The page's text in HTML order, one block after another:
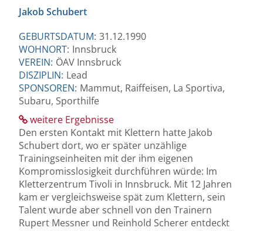
Jakob Schubert
GEBURTSDATUM: 31.12.1990
WOHNORT: Innsbruck
VEREIN: ÖAV Innsbruck
DISZIPLIN: Lead
SPONSOREN: Mammut, Raiffeisen, La Sportiva,
Subaru, Sporthilfe
weitere Ergebnisse
Den ersten Kontakt mit Klettern hatte Jakob
Schubert dort, wo er später unzählige
Trainingseinheiten mit der ihm eigenen
Kompromisslosigkeit durchführen würde: Im
Kletterzentrum Tivoli in Innsbruck. Mit 12 Jahren
kam er vergleichsweise spät zum Klettern, sein
Talent wurde aber schnell von den Trainern
Rupert Messner und Reinhold Scherer entdeckt